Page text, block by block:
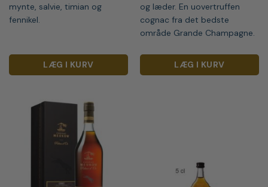
mynte, salvie, timian og
fennikel.
LÆG I KURV
og læder. En uovertruffen
cognac fra det bedste
område Grande Champagne.
LÆG I KURV